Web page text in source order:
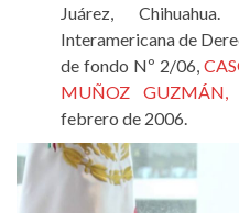
Juárez,
Interamericana de
de fondo Nº 2/06,
MUÑOZ GUZMÁN,
febrero de 2006.